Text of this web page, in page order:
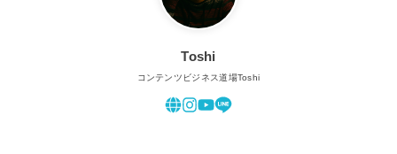
Toshi
コンテンツビジネス道場Toshi